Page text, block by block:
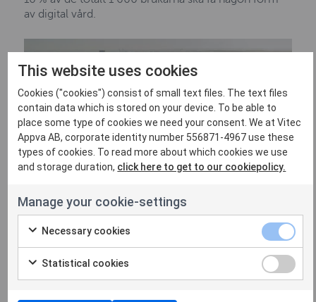
av digital vård.
This website uses cookies
Cookies ("cookies") consist of small text files. The text files
contain data which is stored on your device. To be able to
place some type of cookies we need your consent. We at Vitec
Appva AB, corporate identity number 556871-4967 use these
types of cookies. To read more about which cookies we use
and storage duration, click here to get to our cookiepolicy.
Manage your cookie-settings
Necessary cookies
Statistical cookies